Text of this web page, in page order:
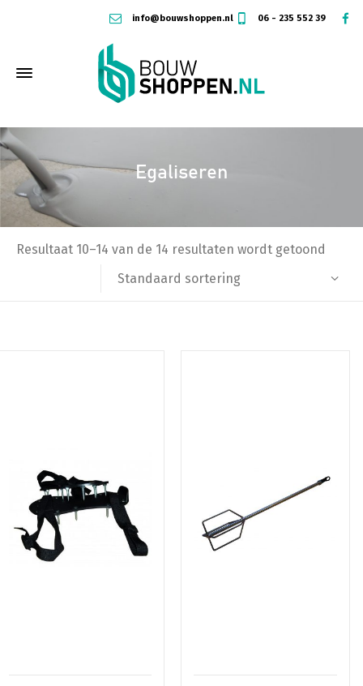
info@bouwshoppen.nl 06 - 235 552 39
Egaliseren
Resultaat 10–14 van de 14 resultaten wordt getoond
Standaard sortering